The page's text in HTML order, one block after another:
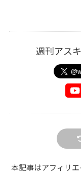
週刊アス
本記事はアフィリ